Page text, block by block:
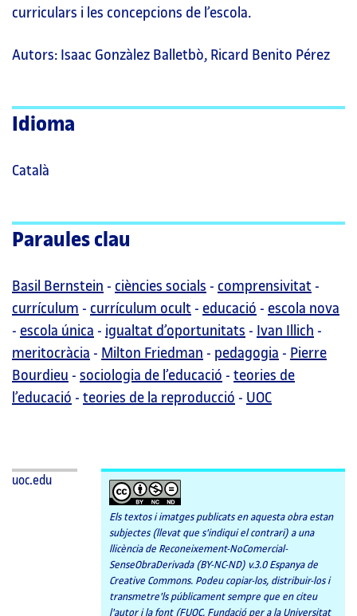
curriculars i les concepcions de l’escola.
Autors: Isaac Gonzàlez Balletbò, Ricard Benito Pérez
Idioma
Català
Paraules clau
Basil Bernstein - ciències socials - comprensivitat -
currículum - currículum ocult - educació - escola nova
- escola única - igualtat d’oportunitats - Ivan Illich -
meritocràcia - Milton Friedman - pedagogia - Pierre
Bourdieu - sociologia de l’educació - teories de
l’educació - teories de la reproducció - UOC
uoc.edu
Els textos i imatges publicats en aquesta obra estan
subjectes (llevat que s'indiqui el contrari) a una
llicència de Reconeixement-NoComercial-
SenseObraDerivada (BY-NC-ND) v.3.0 Espanya de
Creative Commons. Podeu copiar-los, distribuir-los i
transmetre'ls públicament sempre que en citeu
l'autor i la font (FUOC. Fundació per a la Universitat